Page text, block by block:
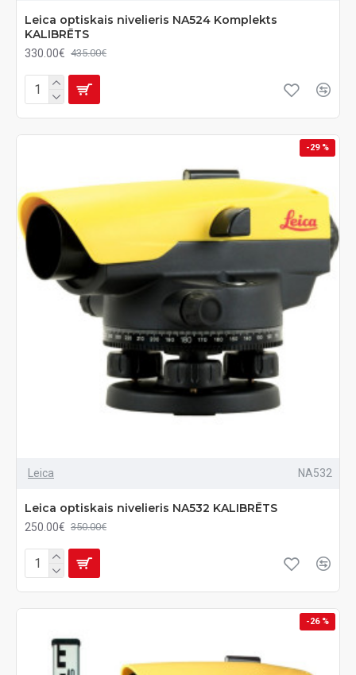
Leica optiskais nivelieris NA524 Komplekts
KALIBRĒTS
330.00€ 435.00€
-29 %
Leica NA532
Leica optiskais nivelieris NA532 KALIBRĒTS
250.00€ 350.00€
-26 %